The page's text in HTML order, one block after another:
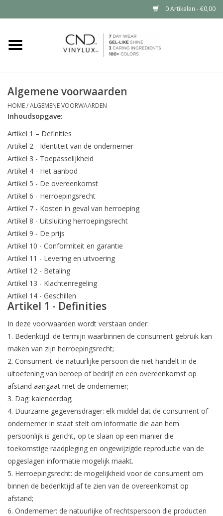
0 Artikelen - €0,00
Home
Nailart voor jou
CND™ in jouw salon?
Algemene voorwaarden
HOME/ALGEMENE VOORWAARDEN
Inhoudsopgave:
Artikel 1 – Definities
Artikel 2 - Identiteit van de ondernemer
Artikel 3 - Toepasselijkheid
Artikel 4 - Het aanbod
Artikel 5 - De overeenkomst
Artikel 6 - Herroepingsrecht
Artikel 7 - Kosten in geval van herroeping
Artikel 8 - Uitsluiting herroepingsrecht
Artikel 9 - De prijs
Artikel 10 - Conformiteit en garantie
Artikel 11 - Levering en uitvoering
Artikel 12 - Betaling
Artikel 13 - Klachtenregeling
Artikel 14 - Geschillen
Artikel 1 - Definities
In deze voorwaarden wordt verstaan onder:
1. Bedenktijd: de termijn waarbinnen de consument gebruik kan
maken van zijn herroepingsrecht;
2. Consument: de natuurlijke persoon die niet handelt in de
uitoefening van beroep of bedrijf en een overeenkomst op
afstand aangaat met de ondernemer;
3. Dag: kalenderdag;
4. Duurzame gegevensdrager: elk middel dat de consument of
ondernemer in staat stelt om informatie die aan hem
persoonlijk is gericht, op te slaan op een manier die
toekomstige raadpleging en ongewijzigde reproductie van de
opgeslagen informatie mogelijk maakt.
5. Herroepingsrecht: de mogelijkheid voor de consument om
binnen de bedenktijd af te zien van de overeenkomst op
afstand;
6. Ondernemer: de natuurlijke of rechtspersoon die producten